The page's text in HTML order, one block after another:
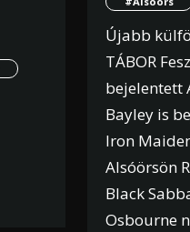
Újabb
TÁBOR
bejelentett
Bayley is
Iron
Alsóörsön
Black
Osbourne